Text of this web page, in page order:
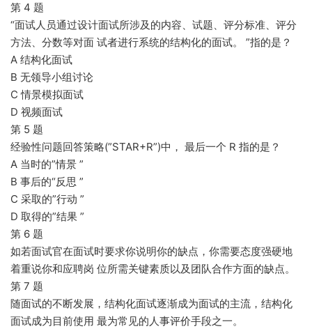
第 4 题
“面试人员通过设计面试所涉及的内容、试题、评分标准、评分
方法、分数等对面 试者进行系统的结构化的面试。 ”指的是？
A 结构化面试
B 无领导小组讨论
C 情景模拟面试
D 视频面试
第 5 题
经验性问题回答策略(”STAR+R”)中， 最后一个 R 指的是？
A 当时的”情景 ”
B 事后的“反思 ”
C 采取的”行动 ”
D 取得的”结果 ”
第 6 题
如若面试官在面试时要求你说明你的缺点，你需要态度强硬地
着重说你和应聘岗 位所需关键素质以及团队合作方面的缺点。
第 7 题
随面试的不断发展，结构化面试逐渐成为面试的主流，结构化
面试成为目前使用 最为常见的人事评价手段之一。